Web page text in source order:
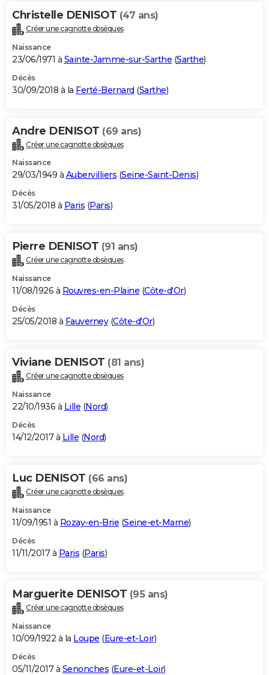
Christelle DENISOT (47 ans)
Créer une cagnotte obsèques
Naissance
23/06/1971 à Sainte-Jamme-sur-Sarthe (Sarthe)
Décès
30/09/2018 à la Ferté-Bernard (Sarthe)
Andre DENISOT (69 ans)
Créer une cagnotte obsèques
Naissance
29/03/1949 à Aubervilliers (Seine-Saint-Denis)
Décès
31/05/2018 à Paris (Paris)
Pierre DENISOT (91 ans)
Créer une cagnotte obsèques
Naissance
11/08/1926 à Rouvres-en-Plaine (Côte-d'Or)
Décès
25/05/2018 à Fauverney(Côte-d'Or)
Viviane DENISOT (81 ans)
Créer une cagnotte obsèques
Naissance
22/10/1936 à Lille (Nord)
Décès
14/12/2017 à Lille (Nord)
Luc DENISOT (66 ans)
Créer une cagnotte obsèques
Naissance
11/09/1951 à Rozay-en-Brie (Seine-et-Marne)
Décès
11/11/2017 à Paris (Paris)
Marguerite DENISOT (95 ans)
Créer une cagnotte obsèques
Naissance
10/09/1922 à la Loupe (Eure-et-Loir)
Décès
05/11/2017 à Senonches (Eure-et-Loir)